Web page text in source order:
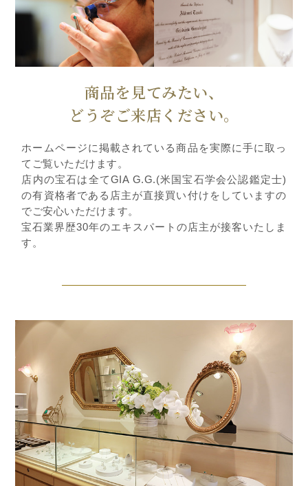
商品を見てみたい、
どうぞご来店ください。
ホームページに掲載されている商品を実際に手に取っ
てご覧いただけます。
店内の宝石は全てGIA G.G.(米国宝石学会公認鑑定士)
の有資格者である店主が直接買い付けをしていますの
でご安心いただけます。
宝石業界歴30年のエキスパートの店主が接客いたしま
す。